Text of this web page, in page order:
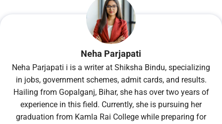
Neha Parjapati
Neha Parjapati i is a writer at Shiksha Bindu, specializing
in jobs, government schemes, admit cards, and results.
Hailing from Gopalganj, Bihar, she has over two years of
experience in this field. Currently, she is pursuing her
graduation from Kamla Rai College while preparing for